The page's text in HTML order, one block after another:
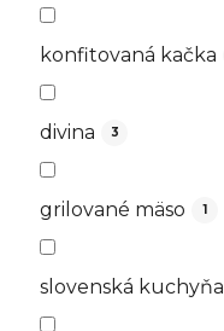
konfitovaná kačka
divina 3
grilované mäso 1
slovenská kuchyňa